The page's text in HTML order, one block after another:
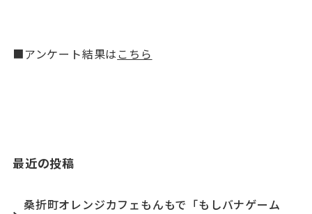
■アンケート結果は こちら
最近の投稿
桑折町オレンジカフェもんもで「もしバナゲーム